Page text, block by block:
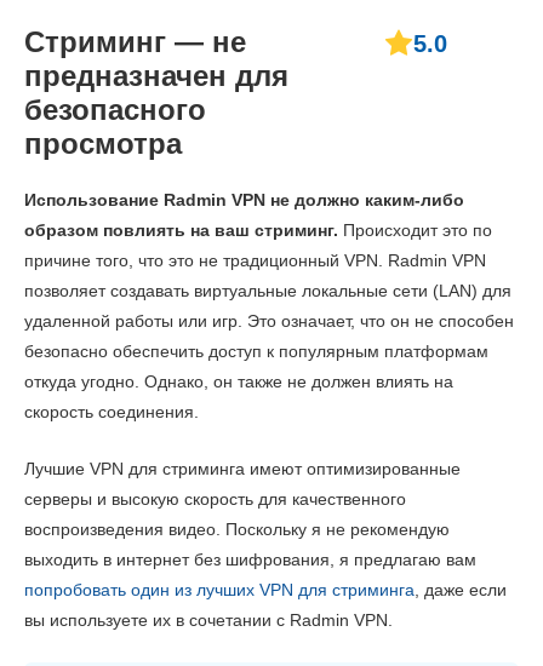
Стриминг — не
предназначен для
безопасного
просмотра
5.0
Использование Radmin VPN не должно каким-либо
образом повлиять на ваш стриминг. Происходит это по
причине того, что это не традиционный VPN. Radmin VPN
позволяет создавать виртуальные локальные сети (LAN) для
удаленной работы или игр. Это означает, что он не способен
безопасно обеспечить доступ к популярным платформам
откуда угодно. Однако, он также не должен влиять на
скорость соединения.
Лучшие VPN для стриминга имеют оптимизированные
серверы и высокую скорость для качественного
воспроизведения видео. Поскольку я не рекомендую
выходить в интернет без шифрования, я предлагаю вам
попробовать один из лучших VPN для стриминга, даже если
вы используете их в сочетании с Radmin VPN.